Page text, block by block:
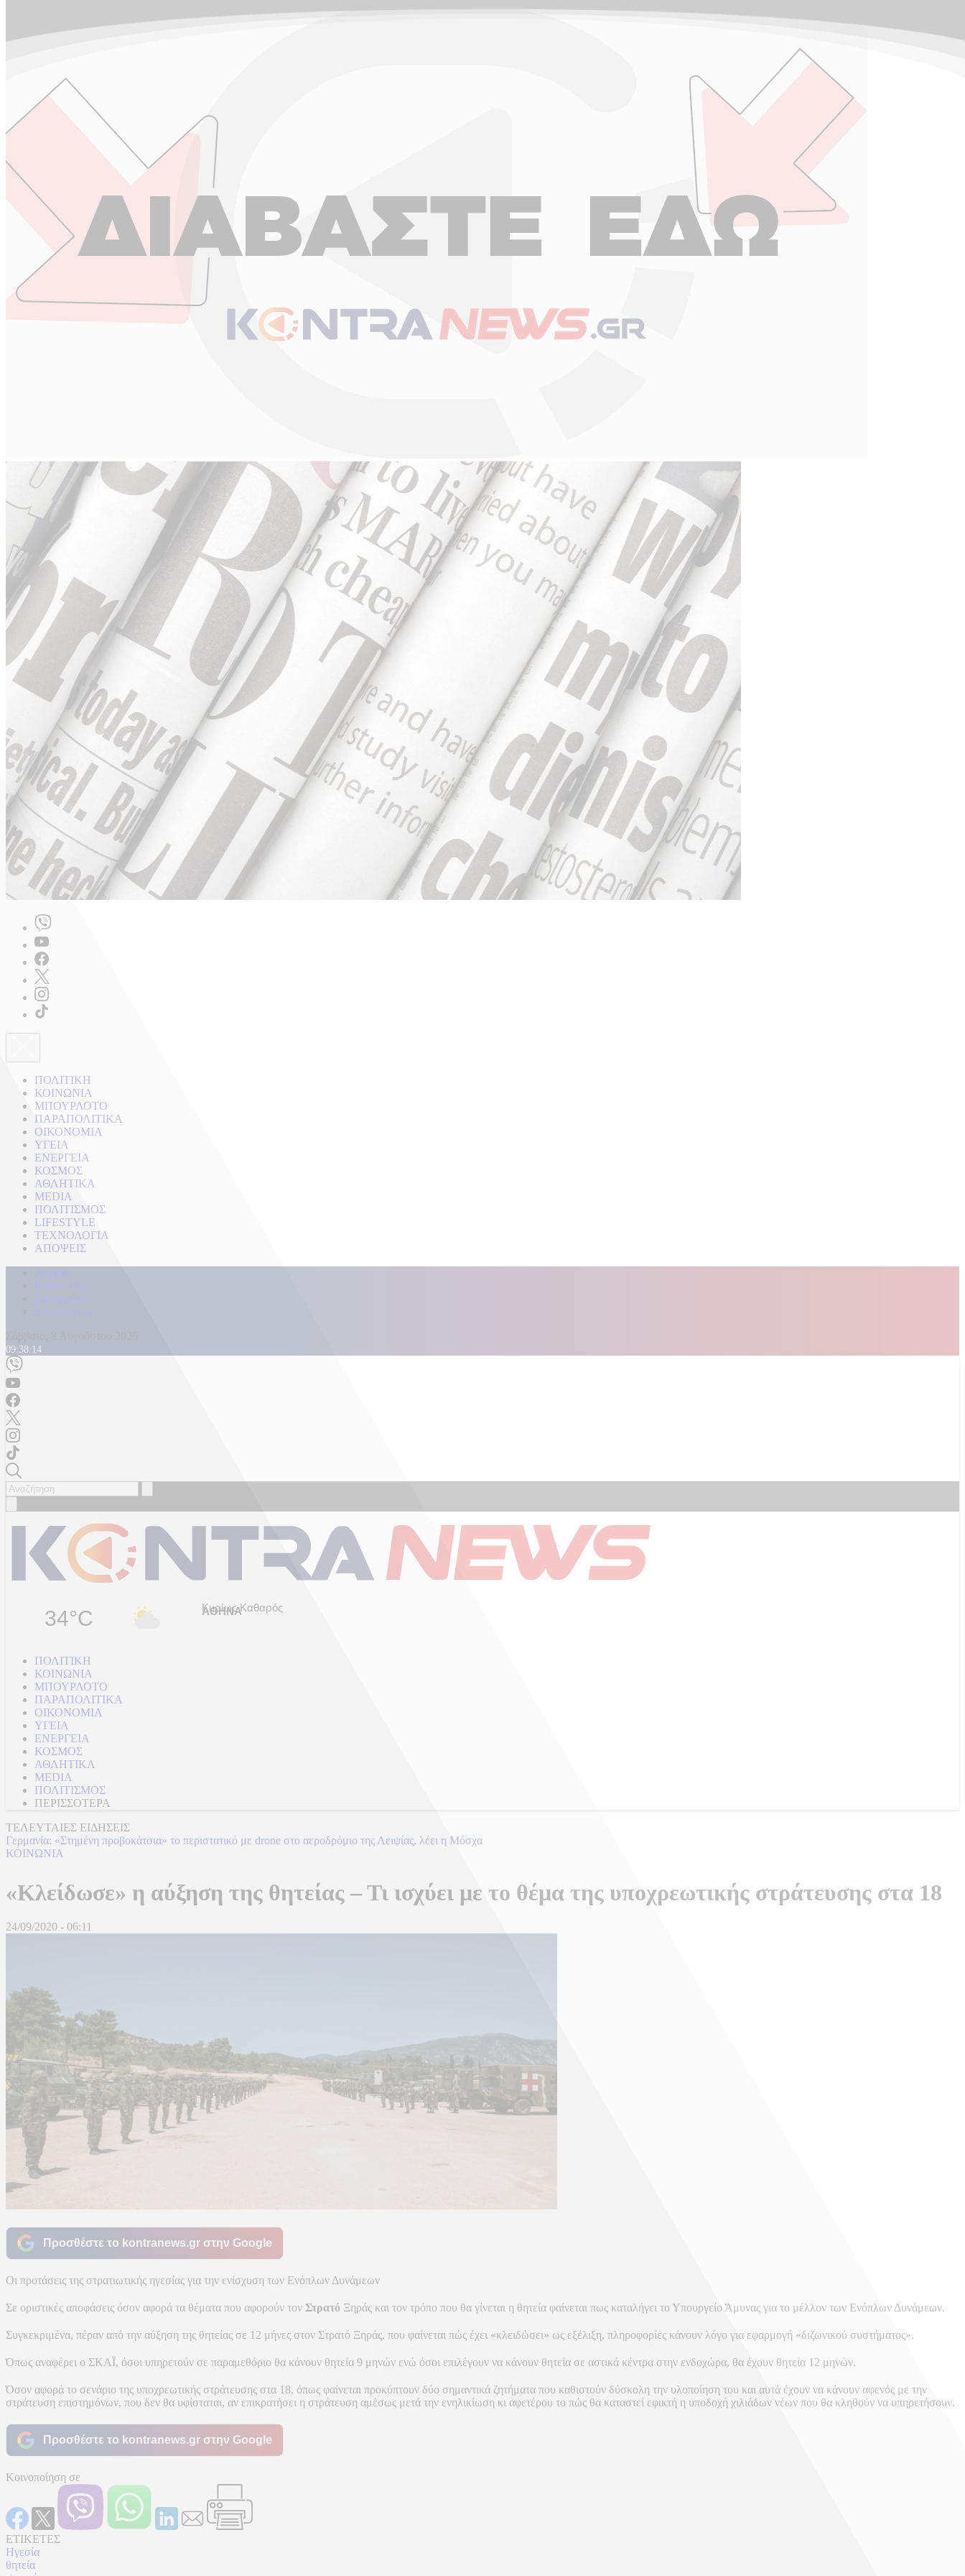
ΠΟΛΙΤΙΚΗ
ΚΟΙΝΩΝΙΑ
ΜΠΟΥΡΛΟΤΟ
ΠΑΡΑΠΟΛΙΤΙΚΑ
ΟΙΚΟΝΟΜΙΑ
ΥΓΕΙΑ
ΕΝΕΡΓΕΙΑ
ΚΟΣΜΟΣ
ΑΘΛΗΤΙΚΑ
MEDIA
ΠΟΛΙΤΙΣΜΟΣ
LIFESTYLE
ΤΕΧΝΟΛΟΓΙΑ
ΑΠΟΨΕΙΣ
Αρχική
Kontra Live
Καταγγελίες
Επικοινωνία
09:38:16
34°C Κυρίως Καθαρός
ΠΟΛΙΤΙΚΗ
ΚΟΙΝΩΝΙΑ
ΜΠΟΥΡΛΟΤΟ
ΠΑΡΑΠΟΛΙΤΙΚΑ
ΟΙΚΟΝΟΜΙΑ
ΥΓΕΙΑ
ΕΝΕΡΓΕΙΑ
ΚΟΣΜΟΣ
ΑΘΛΗΤΙΚΑ
MEDIA
ΠΟΛΙΤΙΣΜΟΣ
ΠΕΡΙΣΣΟΤΕΡΑ
ΤΕΛΕΥΤΑΙΕΣ ΕΙΔΗΣΕΙΣ
Γερμανία: «Στημένη προβοκάτσια» το περιστατικό με drone στο αεροδρόμιο της Λειψίας, λέει η Μόσχα
ΚΟΙΝΩΝΙΑ
«Κλείδωσε» η αύξηση της θητείας – Τι ισχύει με το θέμα της υποχρεωτικής στράτευσης στα 18
24/09/2020 - 06:11
Προσθέστε το kontranews.gr στην Google
Οι προτάσεις της στρατιωτικής ηγεσίας για την ενίσχυση των Ενόπλων Δυνάμεων
Σε οριστικές αποφάσεις όσον αφορά τα θέματα που αφορούν τον Στρατό Ξηράς και τον τρόπο που θα γίνεται η θητεία φαίνεται πως καταλήγει το Υπουργείο Άμυνας για το μέλλον των Ενόπλων Δυνάμεων.
Συγκεκριμένα, πέραν από την αύξηση της θητείας σε 12 μήνες στον Στρατό Ξηράς, που φαίνεται πώς έχει «κλειδώσει» ως εξέλιξη, πληροφορίες κάνουν λόγο για εφαρμογή «διζωνικού συστήματος».
Όπως αναφέρει ο ΣΚΑΪ, όσοι υπηρετούν σε παραμεθόριο θα κάνουν θητεία 9 μηνών ενώ όσοι επιλέγουν να κάνουν θητεία σε αστικά κέντρα στην ενδοχώρα, θα έχουν θητεία 12 μηνών.
Όσον αφορά το σενάριο της υποχρεωτικής στράτευσης στα 18, όπως φαίνεται προκύπτουν δύο σημαντικά ζητήματα που καθιστούν δύσκολη την υλοποίηση του και αυτά έχουν να κάνουν αφενός με την
στράτευση επιστημόνων, που δεν θα υφίσταται, αν επικρατήσει η στράτευση αμέσως μετά την ενηλικίωση κι αφετέρου το πώς θα καταστεί εφικτή η υποδοχή χιλιάδων νέων που θα κληθούν να υπηρετήσουν.
Προσθέστε το kontranews.gr στην Google
Κοινοποίηση σε
ΕΤΙΚΕΤΕΣ
Ηγεσία
θητεία